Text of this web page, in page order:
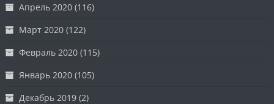
Апрель 2020 (116)
Март 2020 (122)
Февраль 2020 (115)
Январь 2020 (105)
Декабрь 2019 (2)